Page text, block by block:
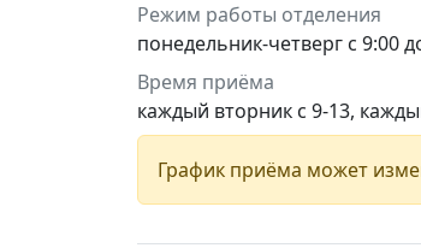
Режим работы отделения
понедельник-четверг с 9:00
Время приёма
каждый вторник с 9-13,
График приёма может